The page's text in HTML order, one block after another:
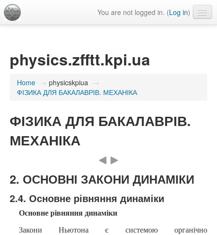
You are not logged in. (Log in)
physics.zfftt.kpi.ua
Home → physicskpiua →
ФІЗИКА ДЛЯ БАКАЛАВРІВ. МЕХАНІКА
ФІЗИКА ДЛЯ БАКАЛАВРІВ.
МЕХАНІКА
2. ОСНОВНІ ЗАКОНИ ДИНАМІКИ
2.4. Основне рівняння динаміки
Основне рівняння динаміки
Закони Ньютона є системою органічно